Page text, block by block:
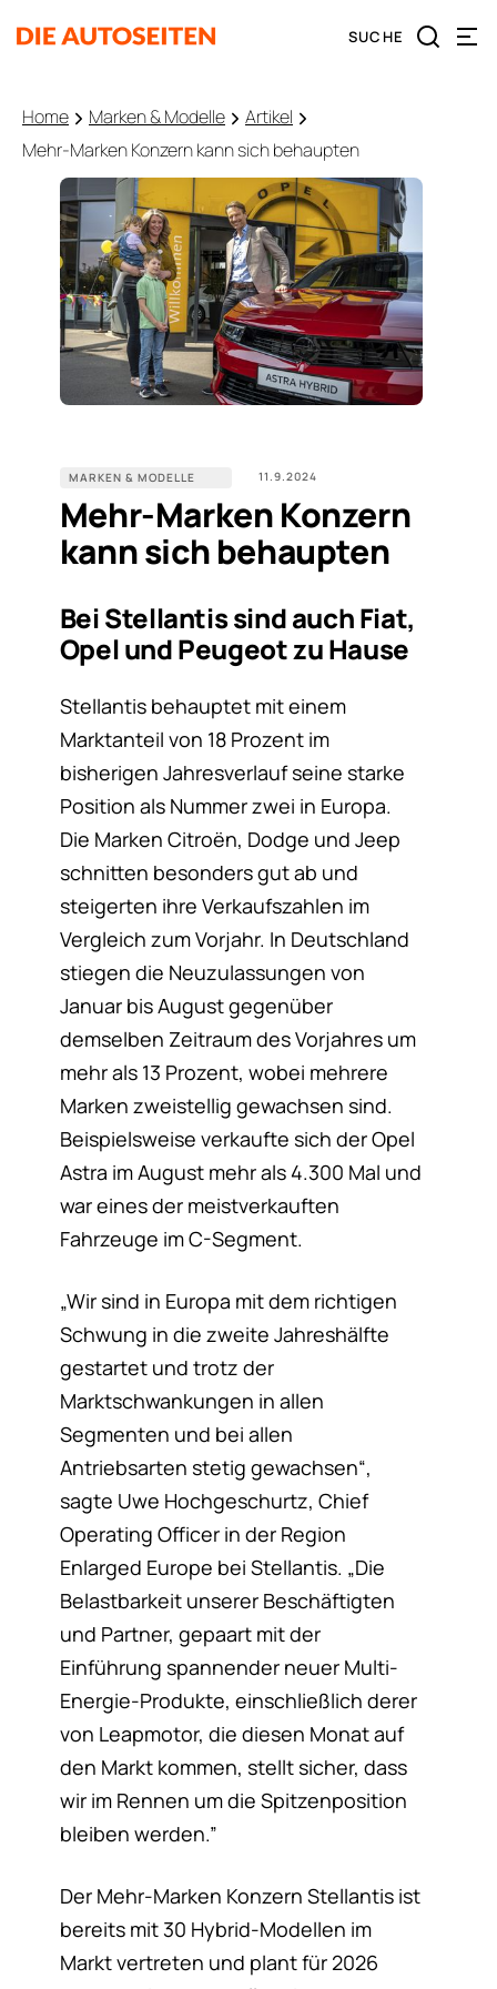
Home Marken & Modelle
Artikel
Mehr-Marken Konzern kann sich behaupten
MARKEN & MODELLE 11.9.2024
Mehr-Marken Konzern
kann sich behaupten
Bei Stellantis sind auch Fiat,
Opel und Peugeot zu Hause
Stellantis behauptet mit einem
Marktanteil von 18 Prozent im
bisherigen Jahresverlauf seine starke
Position als Nummer zwei in Europa.
Die Marken Citroën, Dodge und Jeep
schnitten besonders gut ab und
steigerten ihre Verkaufszahlen im
Vergleich zum Vorjahr. In Deutschland
stiegen die Neuzulassungen von
Januar bis August gegenüber
demselben Zeitraum des Vorjahres um
mehr als 13 Prozent, wobei mehrere
Marken zweistellig gewachsen sind.
Beispielsweise verkaufte sich der Opel
Astra im August mehr als 4.300 Mal und
war eines der meistverkauften
Fahrzeuge im C-Segment.
„Wir sind in Europa mit dem richtigen
Schwung in die zweite Jahreshälfte
gestartet und trotz der
Marktschwankungen in allen
Segmenten und bei allen
Antriebsarten stetig gewachsen“,
sagte Uwe Hochgeschurtz, Chief
Operating Officer in der Region
Enlarged Europe bei Stellantis. „Die
Belastbarkeit unserer Beschäftigten
und Partner, gepaart mit der
Einführung spannender neuer Multi-
Energie-Produkte, einschließlich derer
von Leapmotor, die diesen Monat auf
den Markt kommen, stellt sicher, dass
wir im Rennen um die Spitzenposition
bleiben werden.”
Der Mehr-Marken Konzern Stellantis ist
bereits mit 30 Hybrid-Modellen im
Markt vertreten und plant für 2026